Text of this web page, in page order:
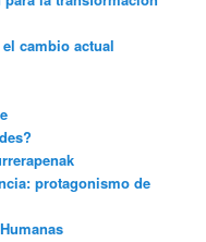
cambio actual
protagonismo de